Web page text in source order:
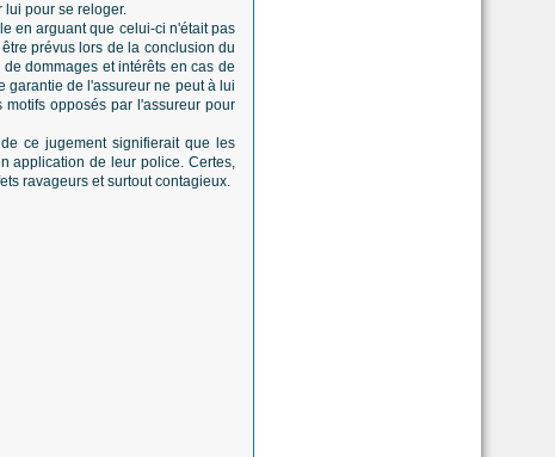
lui pour se reloger.
en arguant que celui-ci n'était pas
prévus lors de la conclusion du
dommages et intérêts en cas de
garantie de l'assureur ne peut à lui
opposés par l'assureur pour
ce jugement signifierait que les
application de leur police. Certes,
ravageurs et surtout contagieux.